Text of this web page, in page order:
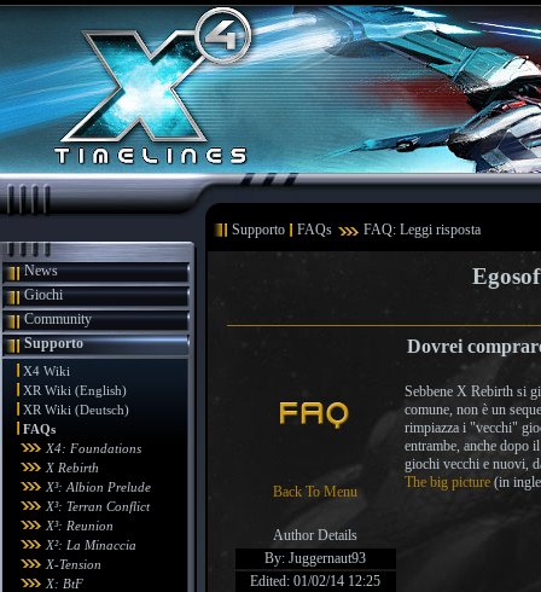
Supporto FAQs FAQ: Leggi risposta
News
Giochi
Community
Supporto
X4 Wiki
XR Wiki (English)
XR Wiki (Deutsch)
FAQs
X4: Foundations
X Rebirth
X³: Albion Prelude
X³: Terran Conflict
X³: Reunion
X²: La Minaccia
X-Tension
X: BtF
Dovrei
Back To Menu
Author Details
By: Juggernaut93
Edited: 01/02/14 12:25
Sebbene X Rebirth si
comune, non è un
rimpiazza i "vecchi"
entrambe, anche dopo
giochi vecchi e nuovi,
The big picture (in